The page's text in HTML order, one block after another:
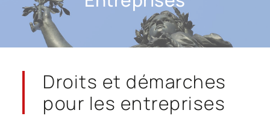
Droits et démarches
pour les entreprises